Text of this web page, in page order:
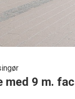
9 m.